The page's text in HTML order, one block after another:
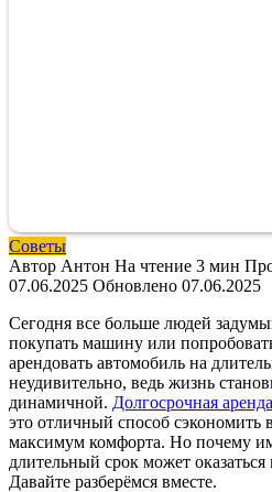
Советы
Автор Антон На чтение 3 мин
07.06.2025 Обновлено 07.06.2025
Сегодня все больше людей
покупать машину или
арендовать автомобиль на
неудивительно, ведь жизнь
динамичной. Долгосрочная
это отличный способ сэкономить
максимум комфорта. Но почему
длительный срок может
Давайте разберёмся вместе.